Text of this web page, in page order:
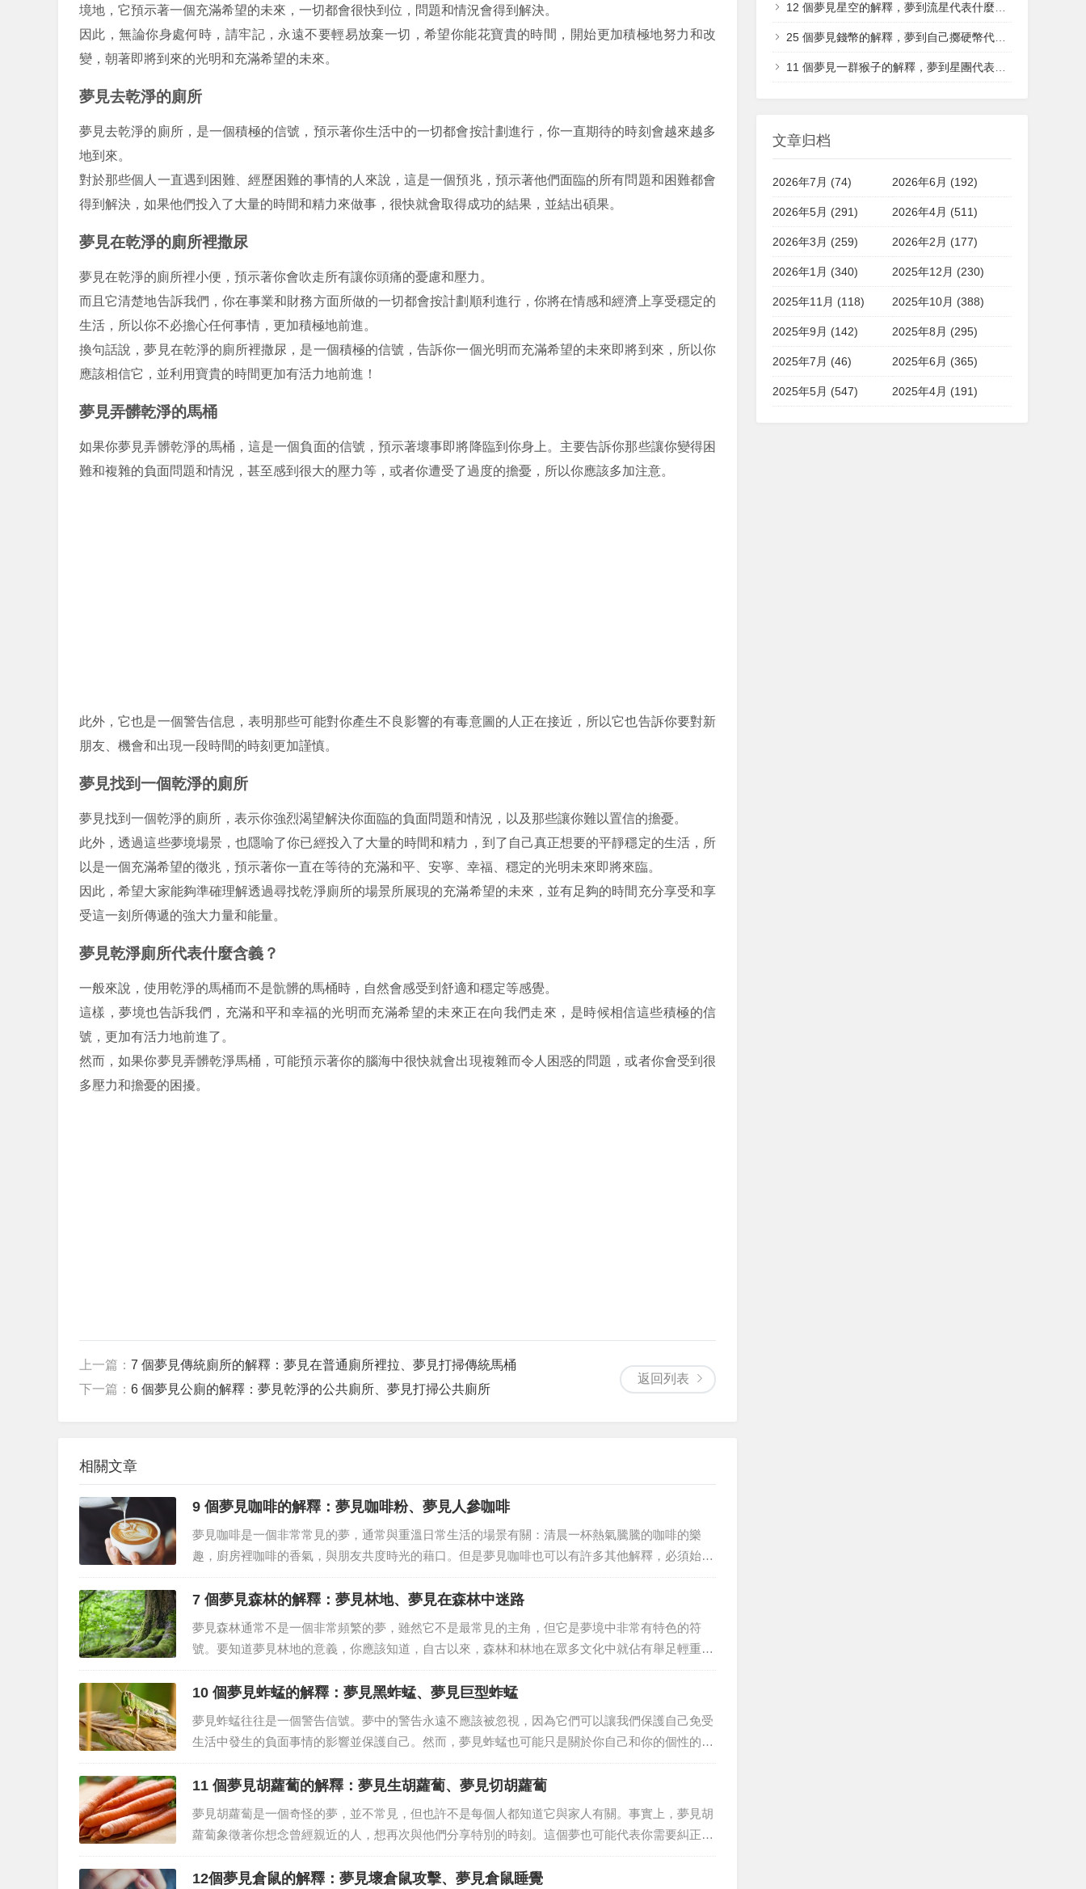
境地，它預示著一個充滿希望的未來，一切都會很快到位，問題和情況會得到解決。
因此，無論你身處何時，請牢記，永遠不要輕易放棄一切，希望你能花寶貴的時間，開始更加積極地努力和改
變，朝著即將到來的光明和充滿希望的未來。
夢見去乾淨的廁所
夢見去乾淨的廁所，是一個積極的信號，預示著你生活中的一切都會按計劃進行，你一直期待的時刻會越來越多
地到來。
對於那些個人一直遇到困難、經歷困難的事情的人來說，這是一個預兆，預示著他們面臨的所有問題和困難都會
得到解決，如果他們投入了大量的時間和精力來做事，很快就會取得成功的結果，並結出碩果。
夢見在乾淨的廁所裡撒尿
夢見在乾淨的廁所裡小便，預示著你會吹走所有讓你頭痛的憂慮和壓力。
而且它清楚地告訴我們，你在事業和財務方面所做的一切都會按計劃順利進行，你將在情感和經濟上享受穩定的
生活，所以你不必擔心任何事情，更加積極地前進。
換句話說，夢見在乾淨的廁所裡撒尿，是一個積極的信號，告訴你一個光明而充滿希望的未來即將到來，所以你
應該相信它，並利用寶貴的時間更加有活力地前進！
夢見弄髒乾淨的馬桶
如果你夢見弄髒乾淨的馬桶，這是一個負面的信號，預示著壞事即將降臨到你身上。主要告訴你那些讓你變得困
難和複雜的負面問題和情況，甚至感到很大的壓力等，或者你遭受了過度的擔憂，所以你應該多加注意。
此外，它也是一個警告信息，表明那些可能對你產生不良影響的有毒意圖的人正在接近，所以它也告訴你要對新
朋友、機會和出現一段時間的時刻更加謹慎。
夢見找到一個乾淨的廁所
夢見找到一個乾淨的廁所，表示你強烈渴望解決你面臨的負面問題和情況，以及那些讓你難以置信的擔憂。
此外，透過這些夢境場景，也隱喻了你已經投入了大量的時間和精力，到了自己真正想要的平靜穩定的生活，所
以是一個充滿希望的徵兆，預示著你一直在等待的充滿和平、安寧、幸福、穩定的光明未來即將來臨。
因此，希望大家能夠準確理解透過尋找乾淨廁所的場景所展現的充滿希望的未來，並有足夠的時間充分享受和享
受這一刻所傳遞的強大力量和能量。
夢見乾淨廁所代表什麼含義？
一般來說，使用乾淨的馬桶而不是骯髒的馬桶時，自然會感受到舒適和穩定等感覺。
這樣，夢境也告訴我們，充滿和平和幸福的光明而充滿希望的未來正在向我們走來，是時候相信這些積極的信
號，更加有活力地前進了。
然而，如果你夢見弄髒乾淨馬桶，可能預示著你的腦海中很快就會出現複雜而令人困惑的問題，或者你會受到很
多壓力和擔憂的困擾。
返回列表
上一篇： 7 個夢見傳統廁所的解釋：夢見在普通廁所裡拉、夢見打掃傳統馬桶
下一篇： 6 個夢見公廁的解釋：夢見乾淨的公共廁所、夢見打掃公共廁所
相關文章
9 個夢見咖啡的解釋：夢見咖啡粉、夢見人參咖啡
夢見咖啡是一個非常常見的夢，通常與重溫日常生活的場景有關：清晨一杯熱氣騰騰的咖啡的樂
趣，廚房裡咖啡的香氣，與朋友共度時光的藉口。但是夢見咖啡也可以有許多其他解釋，必須始終
根據夢者所經歷的生活背景進行解釋。夢見咖啡 – 意義和解釋首先，夢見咖啡可能與毅力有關。它
的含義是積極的還是消極的，將取決於夢的細...
7 個夢見森林的解釋：夢見林地、夢見在森林中迷路
夢見森林通常不是一個非常頻繁的夢，雖然它不是最常見的主角，但它是夢境中非常有特色的符
號。要知道夢見林地的意義，你應該知道，自古以來，森林和林地在眾多文化中就佔有舉足輕重的
地位。隨著時間的推移，它的重要性甚至在集體潛意識中也得到了保持。夢見森林– 意義和解釋在
這個夢境中，我們通常出現在這個場景中，走路...
10 個夢見蚱蜢的解釋：夢見黑蚱蜢、夢見巨型蚱蜢
夢見蚱蜢往往是一個警告信號。夢中的警告永遠不應該被忽視，因為它們可以讓我們保護自己免受
生活中發生的負面事情的影響並保護自己。然而，夢見蚱蜢也可能只是關於你自己和你的個性的資
訊。一個同樣重要的資訊，因為它可以揭示一些你直到現在才知道的關於你自己的事情。夢見蚱蜢
– 意義和解釋此外，夢見蚱蜢也可能是與生...
11 個夢見胡蘿蔔的解釋：夢見生胡蘿蔔、夢見切胡蘿蔔
夢見胡蘿蔔是一個奇怪的夢，並不常見，但也許不是每個人都知道它與家人有關。事實上，夢見胡
蘿蔔象徵著你想念曾經親近的人，想再次與他們分享特別的時刻。這個夢也可能代表你需要糾正的
一些習慣。夢見胡蘿蔔變質 – 意義和解釋當然，如果您碰巧夢見胡蘿蔔變質，您將不得不小心，因
為夢見食物變質預示著重大衝突、問題的積...
12個夢見倉鼠的解釋：夢見壞倉鼠攻擊、夢見倉鼠睡覺
12 個夢見星空的解釋，夢到流星代表什麼徵兆？
25 個夢見錢幣的解釋，夢到自己擲硬幣代表什麼徵兆？
11 個夢見一群猴子的解釋，夢到星團代表什麼徵兆？
文章归档
2026年7月 (74) 2026年6月 (192)
2026年5月 (291) 2026年4月 (511)
2026年3月 (259) 2026年2月 (177)
2026年1月 (340) 2025年12月 (230)
2025年11月 (118) 2025年10月 (388)
2025年9月 (142) 2025年8月 (295)
2025年7月 (46) 2025年6月 (365)
2025年5月 (547) 2025年4月 (191)